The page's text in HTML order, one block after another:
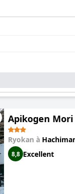
Apikogen
Ryokan à
8,8 Excellent